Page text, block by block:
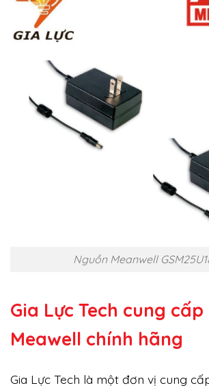
Nguồn Meanwell
Gia Lực Tech cung cấp
Meawell chính hãng
Gia Lực Tech là một đơn vị cung